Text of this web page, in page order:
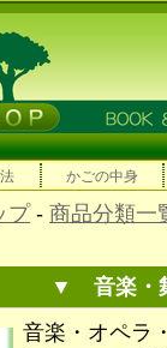
かごの中身
プ- 商品分類一
▼ 音楽・
音楽・オペラ